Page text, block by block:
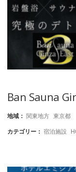
Ban Sauna
地域： 関東地方 東京都
カテゴリー： 宿泊施設